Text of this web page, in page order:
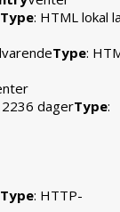
Type: HTML lokal
Type:
dagerType:
Type: HTTP-